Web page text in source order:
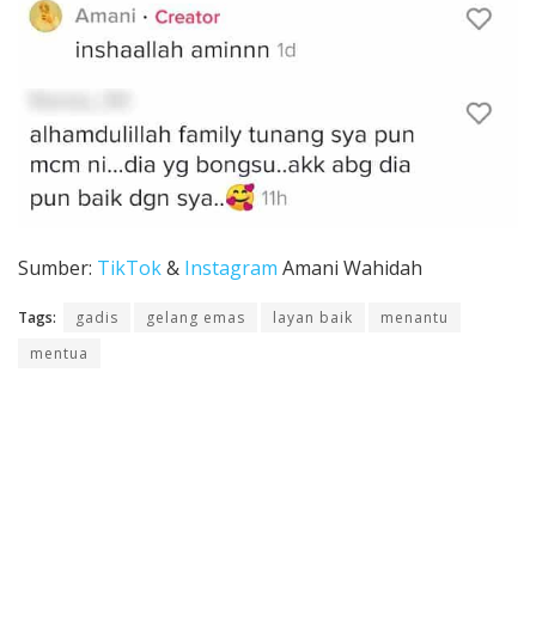
Sumber: TikTok& Instagram Amani Wahidah
Tags: gadis gelang emas layan baik
menantu
mentua